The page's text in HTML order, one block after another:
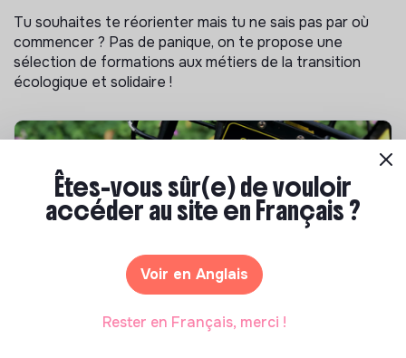
Tu souhaites te réorienter mais tu ne sais pas par où
commencer ? Pas de panique, on te propose une
sélection de formations aux métiers de la transition
écologique et solidaire !
Êtes-vous sûr(e) de vouloir
accéder au site en Français ?
Voir en Anglais
Rester en Français, merci !